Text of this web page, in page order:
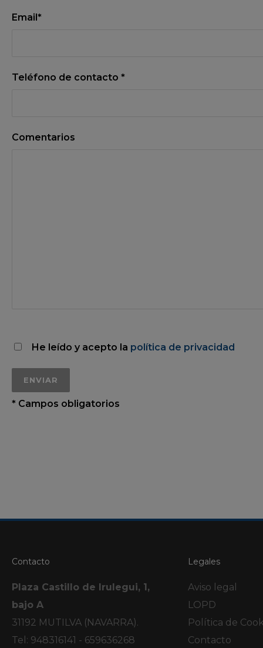
Email*
Teléfono de contacto *
Comentarios
He leído y acepto la política de privacidad
* Campos obligatorios
Contacto
Plaza Castillo de Irulegui, 1,
bajo A
31192 MUTILVA (NAVARRA).
Tel: 948316141 - 659636268
Legales
Aviso legal
LOPD
Política de
Contacto